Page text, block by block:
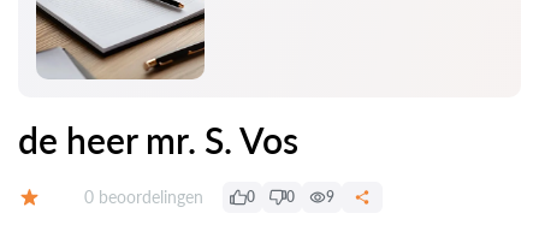
de heer mr. S. Vos
Getuigenissen:
0 beoordelingen 0 0 9